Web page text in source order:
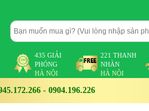
435 GIẢI
PHÓNG
HÀ NỘI
221 THANH
NHÀN
HÀ NỘI
- 0904.196.226